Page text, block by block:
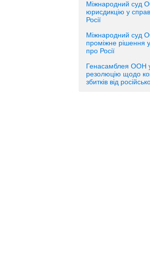
Міжнародний суд
юрисдикцію у
Росії
Міжнародний суд
проміжне рішення
про Росії
Генасамблея ООН
резолюцію щодо
збитків від